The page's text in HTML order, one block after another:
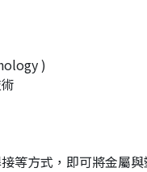
)
等方式，即可將金屬